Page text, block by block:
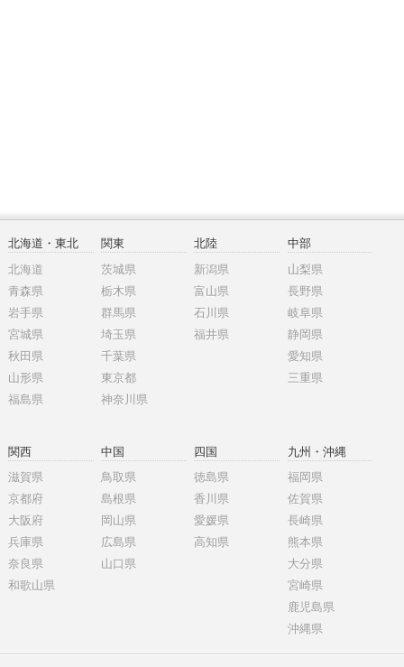
北海道・東北
北海道
青森県
岩手県
宮城県
秋田県
山形県
福島県
関東
茨城県
栃木県
群馬県
埼玉県
千葉県
東京都
神奈川県
北陸
新潟県
富山県
石川県
福井県
中部
山梨県
長野県
岐阜県
静岡県
愛知県
三重県
関西
滋賀県
京都府
大阪府
兵庫県
奈良県
和歌山県
中国
鳥取県
島根県
岡山県
広島県
山口県
四国
徳島県
香川県
愛媛県
高知県
九州・沖縄
福岡県
佐賀県
長崎県
熊本県
大分県
宮崎県
鹿児島県
沖縄県